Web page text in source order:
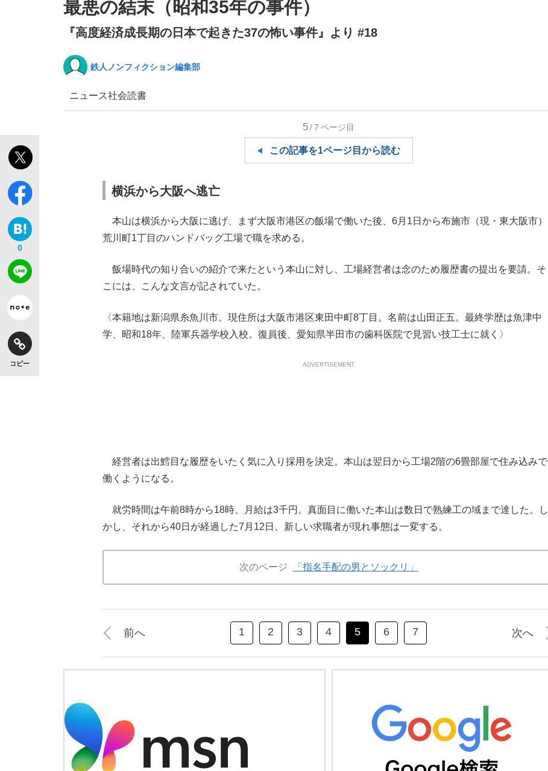
the Style
最悪の結末（昭和35年の事件）
『高度経済成長期の日本で起きた37の怖い事件』より #18
鉄人ノンフィクション編集部
ニュース社会読書
0
コピー
5/7 ページ目
この記事を1ページ目から読む
横浜から大阪へ逃亡
本山は横浜から大阪に逃げ、まず大阪市港区の飯場で働いた後、6月1日から布施市（現・東大阪市）
荒川町1丁目のハンドバッグ工場で職を求める。
飯場時代の知り合いの紹介で来たという本山に対し、工場経営者は念のため履歴書の提出を要請。そ
こには、こんな文言が記されていた。
〈本籍地は新潟県糸魚川市。現住所は大阪市港区東田中町8丁目。名前は山田正五。最終学歴は魚津中
学、昭和18年、陸軍兵器学校入校。復員後、愛知県半田市の歯科医院で見習い技工士に就く〉
ADVERTISEMENT
経営者は出鱈目な履歴をいたく気に入り採用を決定。本山は翌日から工場2階の6畳部屋で住み込みで
働くようになる。
就労時間は午前8時から18時、月給は3千円。真面目に働いた本山は数日で熟練工の域まで達した。し
かし、それから40日が経過した7月12日、新しい求職者が現れ事態は一変する。
次のページ 「指名手配の男とソックリ」
前へ 1 2 3 4 5 6 7 次へ